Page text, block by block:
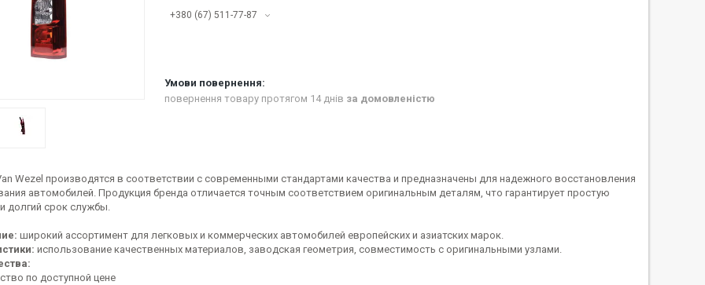
+380 (67) 511-77-87
повернення товару протягом 14 днів за домовленістю
Wezel производятся в соответствии с современными стандартами качества и предназначены для надежного восстановления
автомобилей. Продукция бренда отличается точным соответствием оригинальным деталям, что гарантирует простую
долгий срок службы.
широкий ассортимент для легковых и коммерческих автомобилей европейских и азиатских марок.
использование качественных материалов, заводская геометрия, совместимость с оригинальными узлами.
по доступной цене